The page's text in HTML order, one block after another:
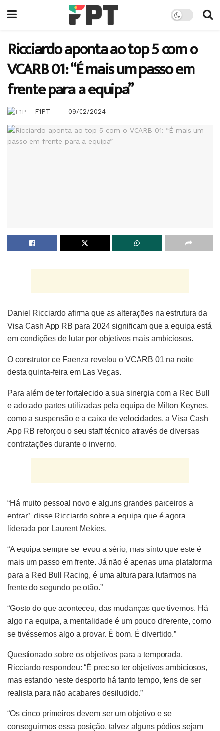
Ricciardo aponta ao top 5 com o
VCARB 01: “É mais um passo em
frente para a equipa”
F1PT 09/02/2024
Daniel Ricciardo afirma que as alterações na estrutura da
Visa Cash App RB para 2024 significam que a equipa está
em condições de lutar por objetivos mais ambiciosos.
O construtor de Faenza revelou o VCARB 01 na noite
desta quinta-feira em Las Vegas.
Para além de ter fortalecido a sua sinergia com a Red Bull
e adotado partes utilizadas pela equipa de Milton Keynes,
como a suspensão e a caixa de velocidades, a Visa Cash
App RB reforçou o seu staff técnico através de diversas
contratações durante o inverno.
“Há muito pessoal novo e alguns grandes parceiros a
entrar”, disse Ricciardo sobre a equipa que é agora
liderada por Laurent Mekies.
“A equipa sempre se levou a sério, mas sinto que este é
mais um passo em frente. Já não é apenas uma plataforma
para a Red Bull Racing, é uma altura para lutarmos na
frente do segundo pelotão.”
“Gosto do que aconteceu, das mudanças que tivemos. Há
algo na equipa, a mentalidade é um pouco diferente, como
se tivéssemos algo a provar. É bom. É divertido.”
Questionado sobre os objetivos para a temporada,
Ricciardo respondeu: “É preciso ter objetivos ambiciosos,
mas estando neste desporto há tanto tempo, tens de ser
realista para não acabares desiludido.”
“Os cinco primeiros devem ser um objetivo e se
conseguirmos essa posição, talvez alguns pódios sejam